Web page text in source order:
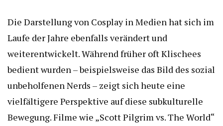
Die Darstellung von Cosplay in Medien hat sich im
Laufe der Jahre ebenfalls verändert und
weiterentwickelt. Während früher oft Klischees
bedient wurden – beispielsweise das Bild des sozial
unbeholfenen Nerds – zeigt sich heute eine
vielfältigere Perspektive auf diese subkulturelle
Bewegung. Filme wie „Scott Pilgrim vs. The World“